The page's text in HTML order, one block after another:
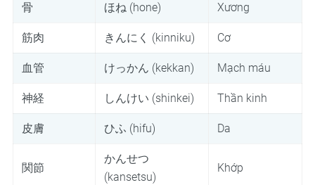
骨 ほね (hone) Xương
筋肉 きんにく (kinniku) Cơ
血管 けっかん (kekkan) Mạch máu
神経 しんけい (shinkei) Thần kinh
皮膚 ひふ (hifu) Da
関節
かんせつ
(kansetsu)
Khớp